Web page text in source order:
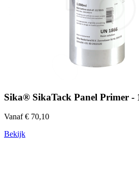
Sika® SikaTack Panel Primer -
Vanaf € 70,10
Bekijk